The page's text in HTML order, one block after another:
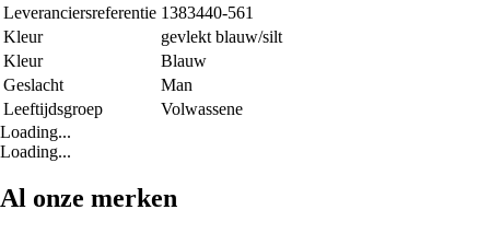
Leveranciersreferentie 1383440-561
Kleur
gevlekt blauw/silt
Kleur
Blauw
Geslacht
Man
Leeftijdsgroep
Volwassene
Loading...
Loading...
Al onze merken